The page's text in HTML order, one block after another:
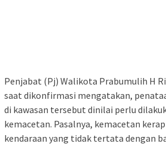
Penjabat (Pj) Walikota Prabumulih H
saat dikonfirmasi mengatakan,
di kawasan tersebut dinilai perlu
kemacetan. Pasalnya, kemacetan
kendaraan yang tidak tertata dengan